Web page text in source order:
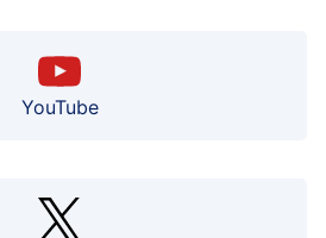
YouTube